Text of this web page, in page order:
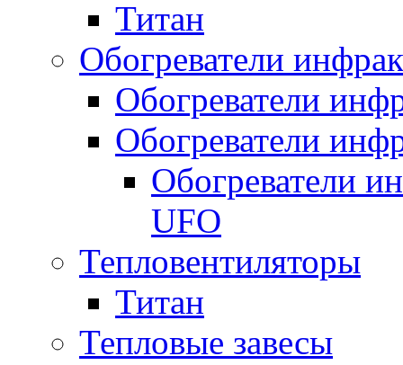
Титан
Обогреватели
Обогреватели
Обогреватели
Обогреватели
UFO
Тепловентиляторы
Титан
Тепловые завесы